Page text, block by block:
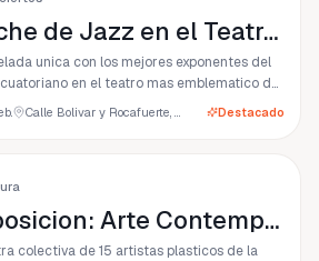
Noche de Jazz en el Teatro Benjamin Carrion
unica con los mejores exponentes del
en el teatro mas emblematico de
Calle Bolivar y Rocafuerte, Loja Destacado
Exposicion: Arte Contemporaneo Lojano
colectiva de 15 artistas plasticos de la